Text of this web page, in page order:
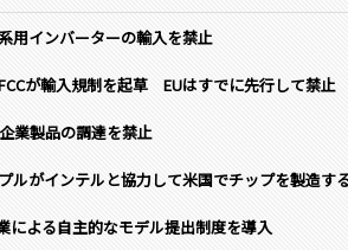
用インバーターの輸入を禁止
が輸入規制を起草 EUはすでに先行して禁止
業製品の調達を禁止
ルがインテルと協力して米国でチップを製造す
による自主的なモデル提出制度を導入